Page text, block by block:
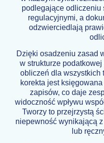
podlegające odliczeniu
regulacyjnymi, a
odzwierciedlają
Dzięki osadzeniu zasad
w strukturze
obliczeń dla wszystkich
korekta jest
zapisów, co daje
widoczność wpływu
Tworzy to przejrzystą
niepewność wynikającą
lub